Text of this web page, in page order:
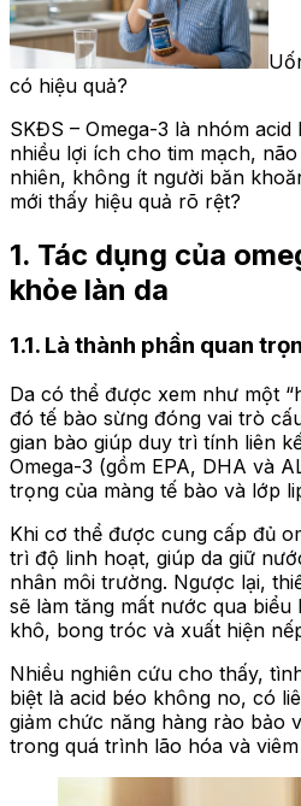
có hiệu quả?
SKĐS – Omega-3 là nhóm
nhiều lợi ích cho tim mạch,
nhiên, không ít người băn
mới thấy hiệu quả rõ rệt?
1. Tác dụng của
khỏe làn da
1.1. Là thành phần quan
Da có thể được xem như một
đó tế bào sừng đóng vai trò
gian bào giúp duy trì tính liên
Omega-3 (gồm EPA, DHA và
trọng của màng tế bào và lớp
Khi cơ thể được cung cấp đủ
trì độ linh hoạt, giúp da giữ
nhân môi trường. Ngược lại,
sẽ làm tăng mất nước qua biểu
khô, bong tróc và xuất hiện
Nhiều nghiên cứu cho thấy,
biệt là acid béo không no, có
giảm chức năng hàng rào bảo
trong quá trình lão hóa và